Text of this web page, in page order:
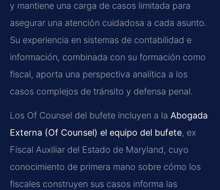
y mantiene una carga de casos limitada para
asegurar una atención cuidadosa a cada asunto.
Su experiencia en sistemas de contabilidad e
información, combinada con su formación como
fiscal, aporta una perspectiva analítica a los
casos complejos de tránsito y defensa penal.
Los Of Counsel del bufete incluyen a la Abogada
Externa (Of Counsel) el equipo del bufete, ex
Fiscal Auxiliar del Estado de Maryland, cuyo
conocimiento de primera mano sobre cómo los
fiscales construyen sus casos informa las